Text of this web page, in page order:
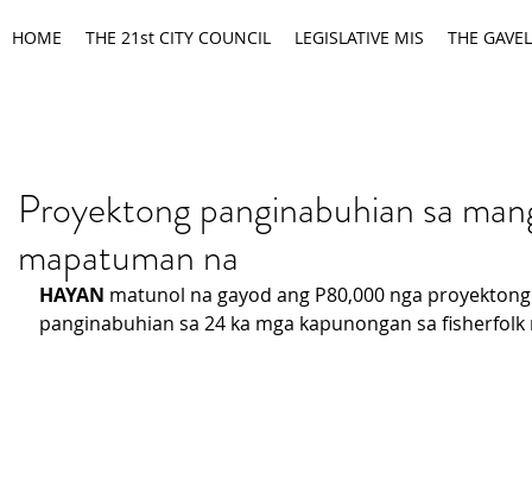
HOME THE 21st CITY COUNCIL LEGISLATIVE MIS THE GAVEL
Proyektong panginabuhian sa
mapatuman na
HAYAN matunol na gayod ang P80,000 nga
panginabuhian sa 24 ka mga kapunongan sa